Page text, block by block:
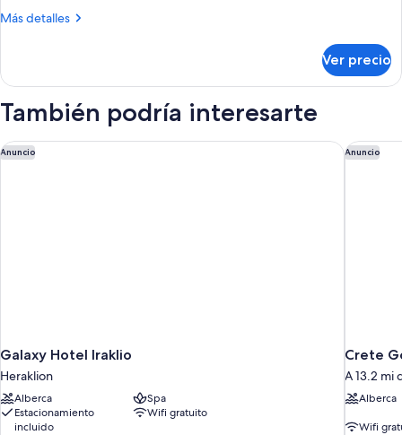
Más detalles
Más
Suite
View
Ver precio
También podría interesarte
Anuncio
Galaxy Hotel Iraklio
Heraklion
Alberca
Spa
Estacionamiento
incluido
Wifi gratuito
Galaxy Hotel Iraklio Anuncio
Crete
A 13.2 mi
Alberca
Wifi
Crete